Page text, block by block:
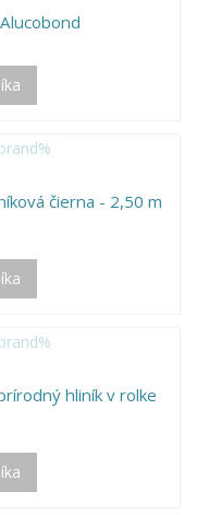
čierna - 2,50 m
hliník v rolke